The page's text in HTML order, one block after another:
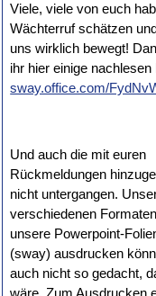
Viele, viele von euch
Wächterruf schätzen
uns wirklich bewegt!
ihr hier einige nachlesen
sway.office.com/
Und auch die mit euren
Rückmeldungen
nicht untergangen.
verschiedenen
unsere Powerpoint-
(sway) ausdrucken
auch nicht so gedacht,